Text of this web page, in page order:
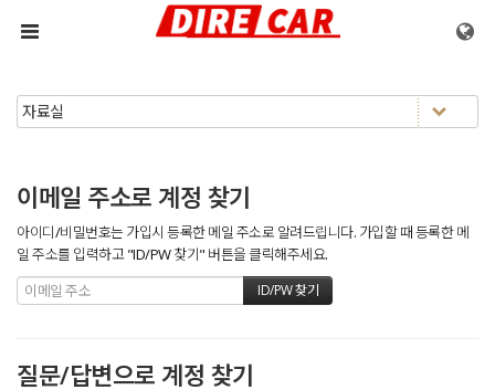
메뉴 건너뛰기
이메일 주소로 계정 찾기
아이디/비밀번호는 가입시 등록한 메일 주소로 알려드립니다. 가입할 때 등록한 메
일 주소를 입력하고 "ID/PW 찾기" 버튼을 클릭해주세요.
질문/답변으로 계정 찾기